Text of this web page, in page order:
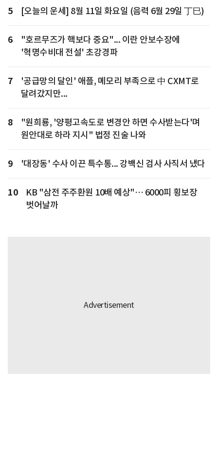
5 [오늘의 운세] 8월 11일 화요일 (음력 6월 29일 丁巳)
6
"호르무즈가 핵보다 중요"... 이란 안보수장에
'혁명수비대 전설' 초강경파
7
'공급망의 달인' 애플, 메모리 부족으로 中 CXMT로
달려갔지만...
8
"원희룡, '양평고속도로 변경안 하면 수사받는다'며
원안대로 하라 지시" 법정 진술 나와
9 '대장동' 수사 이끈 특수통... 강백신 검사 사직서 냈다
10
KB "삼전 주주환원 10배 예상"… 6000피 횡보장
벗어날까